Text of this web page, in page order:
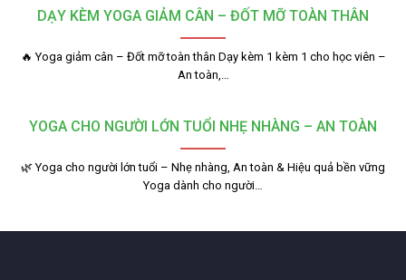
DẠY KÈM YOGA GIẢM CÂN – ĐỐT MỠ TOÀN THÂN
🔥 Yoga giảm cân – Đốt mỡ toàn thân Dạy kèm 1 kèm 1 cho học viên –
An toàn,…
YOGA CHO NGƯỜI LỚN TUỔI NHẸ NHÀNG – AN TOÀN
🌿 Yoga cho người lớn tuổi – Nhẹ nhàng, An toàn & Hiệu quả bền vững
Yoga dành cho người…